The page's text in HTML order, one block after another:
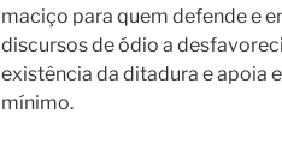
maciço para quem defende e
discursos de ódio a
existência da ditadura e apoia
mínimo.